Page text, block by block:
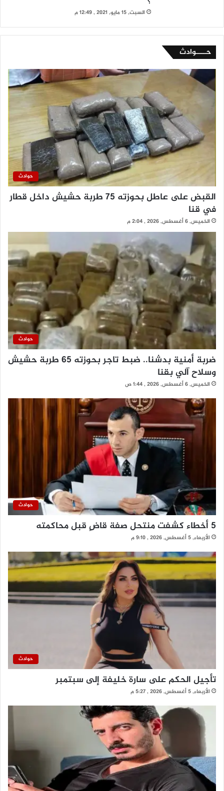
السبت, 15 مايو, 2021 , 12:49 م
حــــوادث
حوادث
القبض على عاطل بحوزته 75 طربة حشيش داخل قطار
في قنا
الخميس, 6 أغسطس, 2026 , 2:04 م
حوادث
ضربة أمنية بدشنا.. ضبط تاجر بحوزته 65 طربة حشيش
وسلاح آلي بقنا
الخميس, 6 أغسطس, 2026 , 1:44 ص
حوادث
5 أخطاء كشفت منتحل صفة قاضٍ قبل محاكمته
الأربعاء, 5 أغسطس, 2026 , 9:10 م
حوادث
تأجيل الحكم على سارة خليفة إلى سبتمبر
الأربعاء, 5 أغسطس, 2026 , 5:27 م